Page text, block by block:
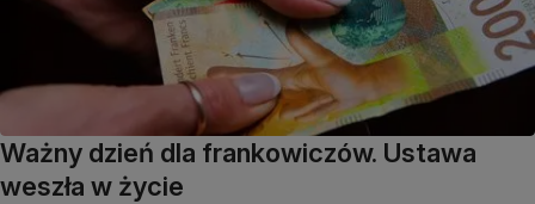
Ważny dzień dla frankowiczów. Ustawa
weszła w życie